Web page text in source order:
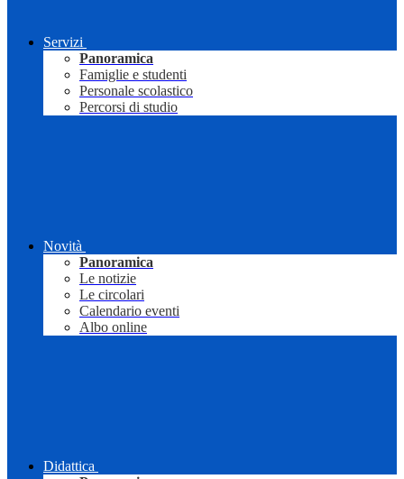
Servizi
Panoramica
Famiglie e studenti
Personale scolastico
Percorsi di studio
Novità
Panoramica
Le notizie
Le circolari
Calendario eventi
Albo online
Didattica